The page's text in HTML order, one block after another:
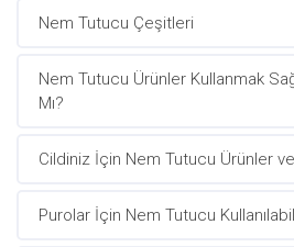
Nem Tutucu Çeşitleri
Nem Tutucu Ürünler Kullanmak
Mı?
Cildiniz İçin Nem Tutucu Ürünler
Purolar İçin Nem Tutucu